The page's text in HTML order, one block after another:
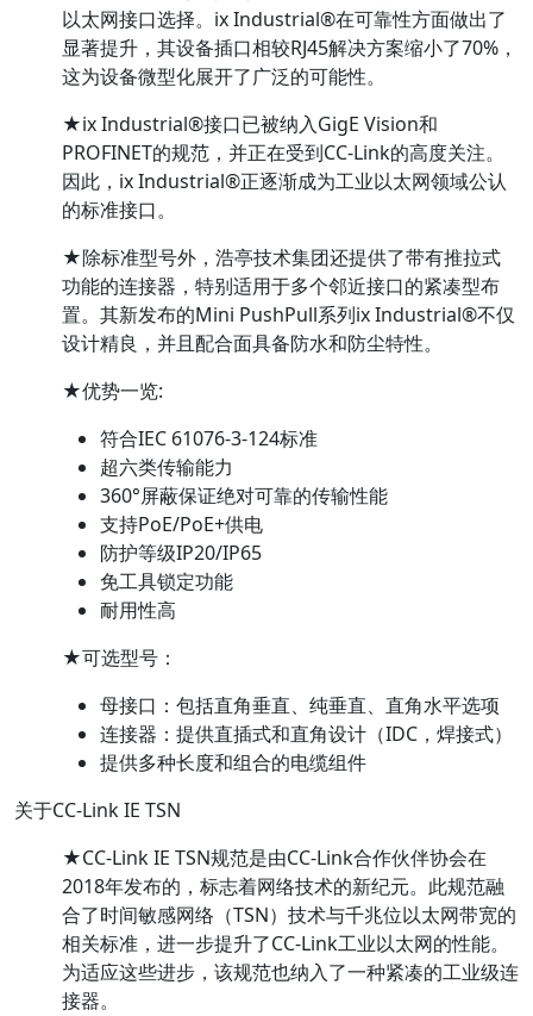
以太网接口选择。ix Industrial®在可靠性方面做出了
显著提升，其设备插口相较RJ45解决方案缩小了70%，
这为设备微型化展开了广泛的可能性。
★ix Industrial®接口已被纳入GigE Vision和
PROFINET的规范，并正在受到CC-Link的高度关注。
因此，ix Industrial®正逐渐成为工业以太网领域公认
的标准接口。
★除标准型号外，浩亭技术集团还提供了带有推拉式
功能的连接器，特别适用于多个邻近接口的紧凑型布
置。其新发布的Mini PushPull系列ix Industrial®不仅
设计精良，并且配合面具备防水和防尘特性。
★优势一览:
符合IEC 61076-3-124标准
超六类传输能力
360°屏蔽保证绝对可靠的传输性能
支持PoE/PoE+供电
防护等级IP20/IP65
免工具锁定功能
耐用性高
★可选型号：
母接口：包括直角垂直、纯垂直、直角水平选项
连接器：提供直插式和直角设计（IDC，焊接式）
提供多种长度和组合的电缆组件
关于CC-Link IE TSN
★CC-Link IE TSN规范是由CC-Link合作伙伴协会在
2018年发布的，标志着网络技术的新纪元。此规范融
合了时间敏感网络（TSN）技术与千兆位以太网带宽的
相关标准，进一步提升了CC-Link工业以太网的性能。
为适应这些进步，该规范也纳入了一种紧凑的工业级连
接器。